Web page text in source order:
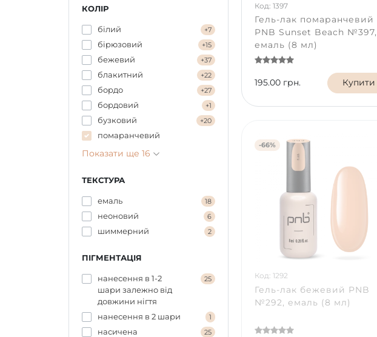
КОЛІР
білий +7
бірюзовий +15
бежевий +37
блакитний +22
бордо +27
бордовий +1
бузковий +20
помаранчевий
Показати ще 16
ТЕКСТУРА
емаль 18
неоновий 6
шиммерний 2
ПІГМЕНТАЦІЯ
нанесення в 1-2
шари залежно від
довжини нігтя
25
нанесення в 2 шари 1
насичена
25
Код: 1397
Гель-лак помаранчевий
PNB Sunset Beach №397,
емаль (8 мл)
195.00 грн. Купити
-66%
Код: 1292
Гель-лак бежевий PNB
№292, емаль (8 мл)